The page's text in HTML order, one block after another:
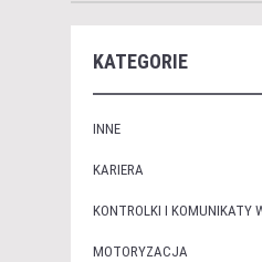
KATEGORIE
INNE
KARIERA
KONTROLKI I KOMUNIKATY
MOTORYZACJA